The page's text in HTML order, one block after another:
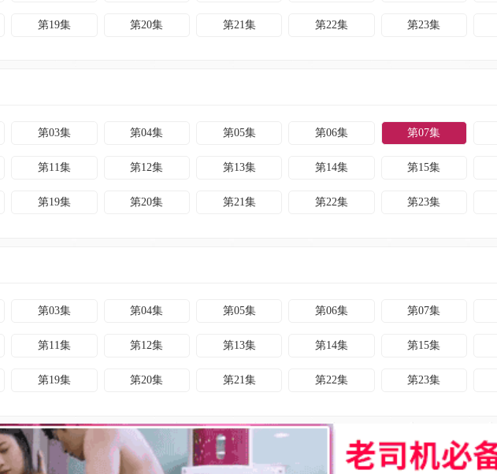
第19集 第20集 第21集 第22集 第23集
第03集 第04集 第05集 第06集 第07集
第11集 第12集 第13集 第14集 第15集
第19集 第20集 第21集 第22集 第23集
第03集 第04集 第05集 第06集 第07集
第11集 第12集 第13集 第14集 第15集
第19集 第20集 第21集 第22集 第23集